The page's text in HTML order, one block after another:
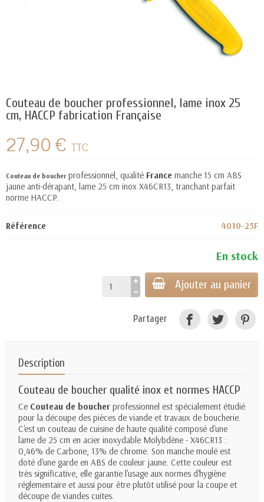
Couteau de boucher professionnel, lame inox 25
cm, HACCP fabrication Française
27,90 € TTC
Couteau de boucherprofessionnel, qualité France manche 15 cm ABS
jaune anti-dérapant, lame 25 cm inox X46CR13, tranchant parfait
norme HACCP.
Référence 4010-25F
En stock
Ajouter au panier
Partager
Description
Couteau de boucher qualité inox et normes HACCP
Ce Couteau de boucher professionnel est spécialement étudié
pour la découpe des pièces de viande et travaux de boucherie.
C'est un couteau de cuisine de haute qualité composé d'une
lame de 25 cm en acier inoxydable Molybdène - X46CR13 :
0,46% de Carbone, 13% de chrome. Son manche moulé est
doté d'une garde en ABS de couleur jaune. Cette couleur est
très significative, elle garantie l'usage aux normes d'hygiène
réglementaire et aussi pour être plutôt utilisé pour la coupe et
découpe de viandes cuites.